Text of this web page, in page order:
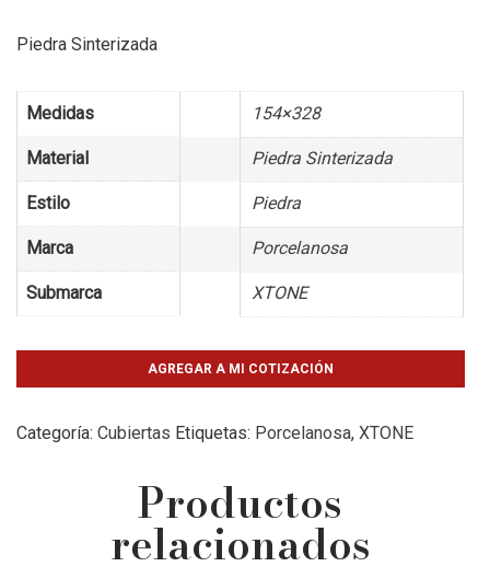
Piedra Sinterizada
Medidas 154×328
Material Piedra Sinterizada
Estilo Piedra
Marca Porcelanosa
Submarca XTONE
AGREGAR A MI COTIZACIÓN
Categoría: Cubiertas Etiquetas: Porcelanosa, XTONE
Productos
relacionados